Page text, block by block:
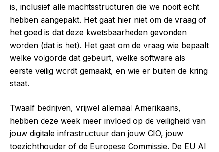
is, inclusief alle machtsstructuren die we nooit echt
hebben aangepakt. Het gaat hier niet om de vraag of
het goed is dat deze kwetsbaarheden gevonden
worden (dat is het). Het gaat om de vraag wie bepaalt
welke volgorde dat gebeurt, welke software als
eerste veilig wordt gemaakt, en wie er buiten de kring
staat.
Twaalf bedrijven, vrijwel allemaal Amerikaans,
hebben deze week meer invloed op de veiligheid van
jouw digitale infrastructuur dan jouw CIO, jouw
toezichthouder of de Europese Commissie. De EU AI